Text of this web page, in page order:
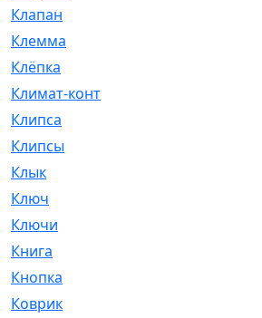
Клапан
Клемма
Клёпка
Климат-контроль
Клипса
Клипсы
Клык
Ключ
Ключи
Книга
Кнопка
Коврик